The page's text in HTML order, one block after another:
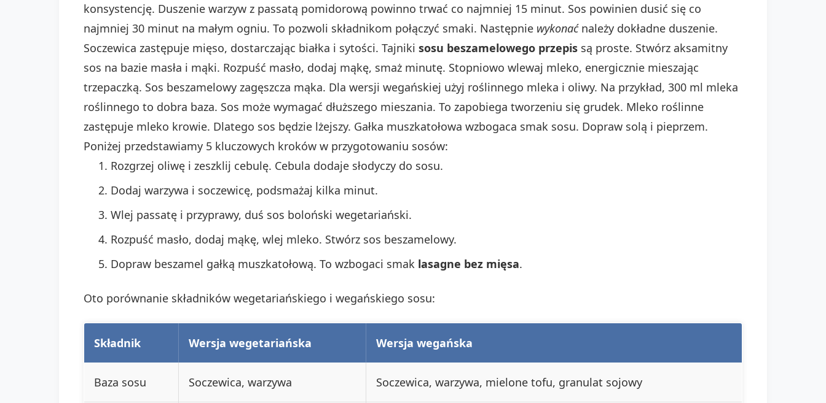
konsystencję. Duszenie warzyw z passatą pomidorową powinno trwać co najmniej 15 minut. Sos powinien dusić się co
najmniej 30 minut na małym ogniu. To pozwoli składnikom połączyć smaki. Następnie wykonaćnależy dokładne duszenie.
Soczewica zastępuje mięso, dostarczając białka i sytości. Tajniki sosu beszamelowego przepis są proste. Stwórz aksamitny
sos na bazie masła i mąki. Rozpuść masło, dodaj mąkę, smaż minutę. Stopniowo wlewaj mleko, energicznie mieszając
trzepaczką. Sos beszamelowy zagęszcza mąka. Dla wersji wegańskiej użyj roślinnego mleka i oliwy. Na przykład, 300 ml mleka
roślinnego to dobra baza. Sos może wymagać dłuższego mieszania. To zapobiega tworzeniu się grudek. Mleko roślinne
zastępuje mleko krowie. Dlatego sos będzie lżejszy. Gałka muszkatołowa wzbogaca smak sosu. Dopraw solą i pieprzem.
Poniżej przedstawiamy 5 kluczowych kroków w przygotowaniu sosów:
Rozgrzej oliwę i zeszklij cebulę. Cebula dodaje słodyczy do sosu.
Dodaj warzywa i soczewicę, podsmażaj kilka minut.
Wlej passatę i przyprawy, duś sos boloński wegetariański.
Rozpuść masło, dodaj mąkę, wlej mleko. Stwórz sos beszamelowy.
Dopraw beszamel gałką muszkatołową. To wzbogaci smak lasagne bez mięsa.
Oto porównanie składników wegetariańskiego i wegańskiego sosu:
Składnik Wersja wegetariańska Wersja wegańska
Baza sosu Soczewica, warzywa Soczewica, warzywa, mielone tofu, granulat sojowy